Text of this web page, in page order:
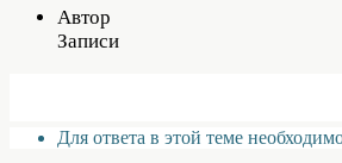
Автор
Записи
Для ответа в этой теме